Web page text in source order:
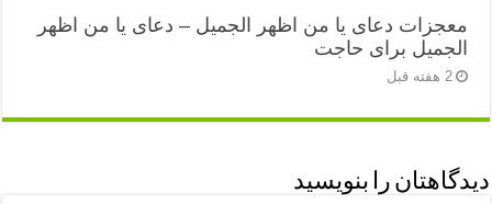
معجزات دعای یا من اظهر الجمیل – دعای یا من اظهر
الجمیل برای حاجت
2 هفته قبل
دیدگاهتان را بنویسید